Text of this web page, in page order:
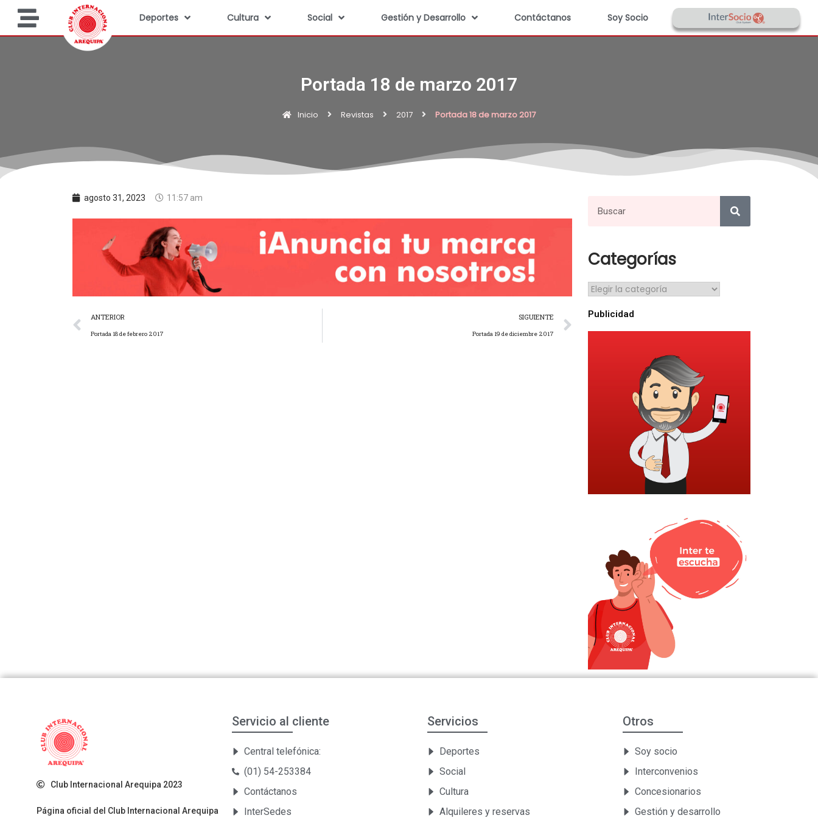
Deportes Cultura Social Gestión y Desarrollo Contáctanos Soy Socio
Portada 18 de marzo 2017
Inicio Revistas 2017 Portada 18 de marzo 2017
agosto 31, 2023 11:57 am
ANTERIOR
Portada 18 de febrero 2017
SIGUIENTE
Portada 19 de diciembre 2017
Categorías
Publicidad
Club Internacional Arequipa 2023
Página oficial del Club Internacional Arequipa
Servicio al cliente
Central telefónica:
(01) 54-253384
Contáctanos
InterSedes
Servicios
Deportes
Social
Cultura
Alquileres y reservas
Otros
Soy socio
Interconvenios
Concesionarios
Gestión y desarrollo